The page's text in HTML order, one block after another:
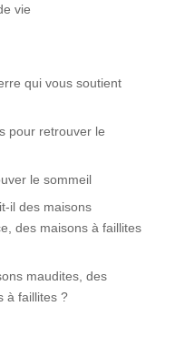
vie
qui vous soutient
pour retrouver le
le sommeil
il des maisons
des maisons à faillites
maudites, des
à faillites ?